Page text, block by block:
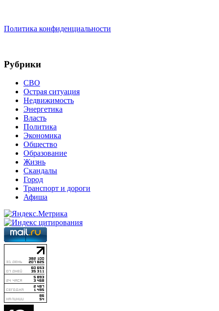
Политика конфиденциальности
Рубрики
СВО
Острая ситуация
Недвижимость
Энергетика
Власть
Политика
Экономика
Общество
Образование
Жизнь
Скандалы
Город
Транспорт и дороги
Афиша